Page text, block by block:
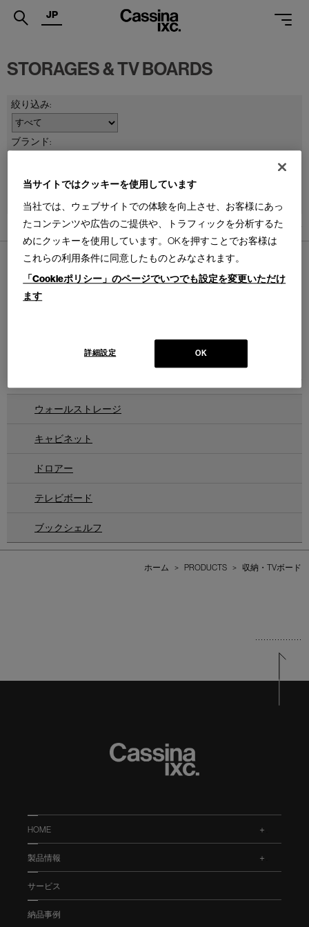
.
SERVICES
PROJECTS
SHOPS
CATALOGUES
PROFESSIONAL
JP
STORAGES & TV BOARDS
並べ替え：
1件あります
Cassina | Contemporary Collection
件あります
ウォールストレージ
キャビネット
ドロアー
テレビボード
ブックシェルフ
ホーム > PRODUCTS > 収納・TVボード
HOME
製品情報
サービス
納品事例
当サイトではクッキーを使用しています
当社では、ウェブサイトでの体験を向上させ、お客様にあっ
たコンテンツや広告のご提供や、トラフィックを分析するた
めにクッキーを使用しています。OKを押すことでお客様は
これらの利用条件に同意したものとみなされます。
「Cookieポリシー」のページでいつでも設定を変更いただけ
ます
OK
詳細設定